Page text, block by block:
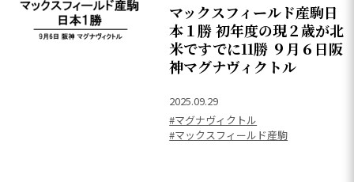
マックスフィールド産駒日
本１勝 初年度の現２歳が北
米ですでに11勝 ９月６日阪
神マグナヴィクトル
2025.09.29
#マグナヴィクトル
#マックスフィールド産駒